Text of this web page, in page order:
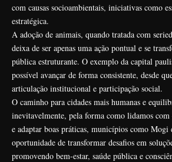
com causas socioambientais, iniciativas como
estratégica.
A adoção de animais, quando tratada com
deixa de ser apenas uma ação pontual e se
pública estruturante. O exemplo da capital
possível avançar de forma consistente, desde
articulação institucional e participação social.
O caminho para cidades mais humanas e
inevitavelmente, pela forma como lidamos
e adaptar boas práticas, municípios como Mogi
oportunidade de transformar desafios em
promovendo bem-estar, saúde pública e